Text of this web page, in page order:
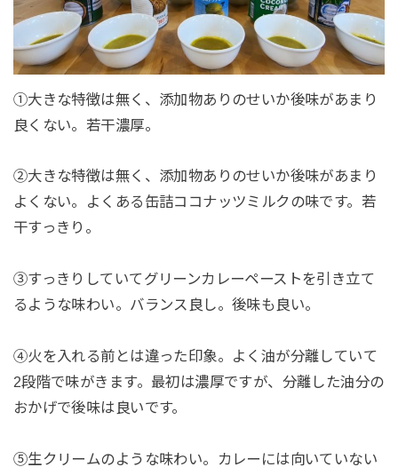
①大きな特徴は無く、添加物ありのせいか後味があまり
良くない。若干濃厚。
②大きな特徴は無く、添加物ありのせいか後味があまり
よくない。よくある缶詰ココナッツミルクの味です。若
干すっきり。
③すっきりしていてグリーンカレーペーストを引き立て
るような味わい。バランス良し。後味も良い。
④火を入れる前とは違った印象。よく油が分離していて
2段階で味がきます。最初は濃厚ですが、分離した油分の
おかげで後味は良いです。
⑤生クリームのような味わい。カレーには向いていない